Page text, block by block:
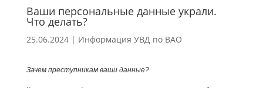
Ваши персональные данные украли.
Что делать?
25.06.2024| Информация УВД по ВАО
Зачем преступникам ваши данные?